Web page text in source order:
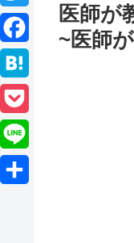
医師が
~医師
T
w
i
t
t
e
F
a
c
e
b
H
a
t
e
P
o
c
L